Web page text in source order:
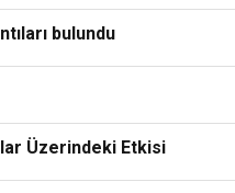
bulundu
Üzerindeki Etkisi